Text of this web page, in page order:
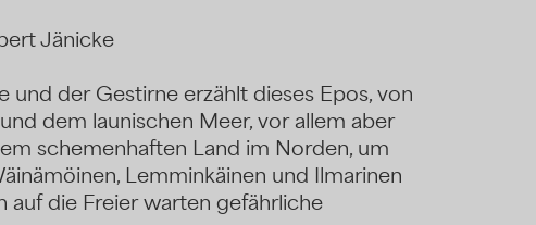
Jänicke
und der Gestirne erzählt dieses Epos, von
dem launischen Meer, vor allem aber
schemenhaften Land im Norden, um
Lemminkäinen und Ilmarinen
auf die Freier warten gefährliche